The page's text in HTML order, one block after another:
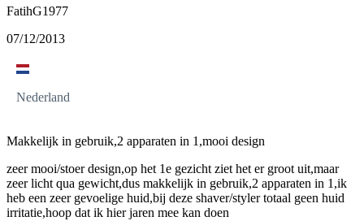
FatihG1977
07/12/2013
Nederland
Makkelijk in gebruik,2 apparaten in 1,mooi design
zeer mooi/stoer design,op het 1e gezicht ziet het er groot uit,maar
zeer licht qua gewicht,dus makkelijk in gebruik,2 apparaten in 1,ik
heb een zeer gevoelige huid,bij deze shaver/styler totaal geen huid
irritatie,hoop dat ik hier jaren mee kan doen